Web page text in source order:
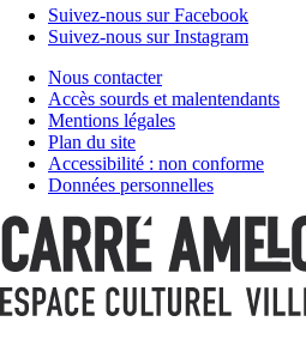
Suivez-nous sur Facebook
Suivez-nous sur Instagram
Nous contacter
Accès sourds et malentendants
Mentions légales
Plan du site
Accessibilité : non conforme
Données personnelles